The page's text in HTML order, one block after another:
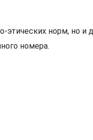
норм, но и
номера.